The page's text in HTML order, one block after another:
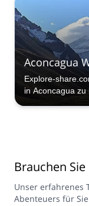
Aconcagua
Explore-
in Aconcagua zu
Brauchen Sie
Unser erfahrenes
Abenteuers für